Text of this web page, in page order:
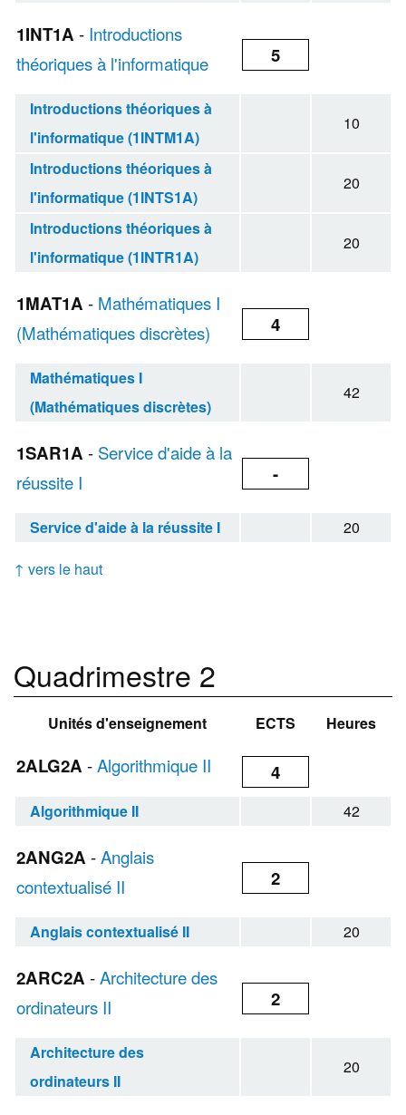
1INT1A - Introductions
théoriques à l'informatique
5
Introductions théoriques à
l'informatique (1INTM1A)
10
Introductions théoriques à
l'informatique (1INTS1A)
20
Introductions théoriques à
l'informatique (1INTR1A)
20
1MAT1A - Mathématiques I
(Mathématiques discrètes)
4
Mathématiques I
(Mathématiques discrètes)
42
1SAR1A - Service d'aide à la
réussite I
-
Service d'aide à la réussite I
20
↑ vers le haut
Quadrimestre 2
Unités d'enseignement ECTS Heures
2ALG2A -Algorithmique II 4
Algorithmique II 42
2ANG2A -Anglais
contextualisé II
2
Anglais contextualisé II 20
2ARC2A -Architecture des
ordinateurs II
2
Architecture des
ordinateurs II
20